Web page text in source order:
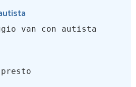
van con autista